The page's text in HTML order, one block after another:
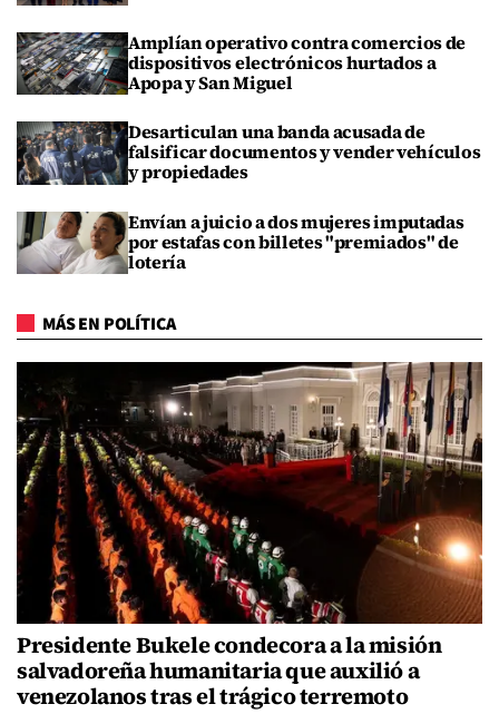
Amplían operativo contra comercios de
dispositivos electrónicos hurtados a
Apopa y San Miguel
Desarticulan una banda acusada de
falsificar documentos y vender vehículos
y propiedades
Envían a juicio a dos mujeres imputadas
por estafas con billetes "premiados" de
lotería
MÁS EN POLÍTICA
Presidente Bukele condecora a la misión
salvadoreña humanitaria que auxilió a
venezolanos tras el trágico terremoto